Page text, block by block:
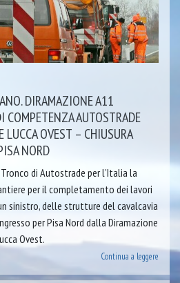
DIRAMAZIONE A11
COMPETENZA AUTOSTRADE
LUCCA OVEST – CHIUSURA
NORD
di Autostrade per l’Italia la
per il completamento dei lavori
sinistro, delle strutture del cavalcavia
per Pisa Nord dalla Diramazione
Ovest.
Continua a leggere